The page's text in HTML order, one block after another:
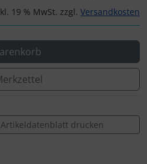
19 % MwSt. zzgl. Versandkosten
Artikeldatenblatt drucken